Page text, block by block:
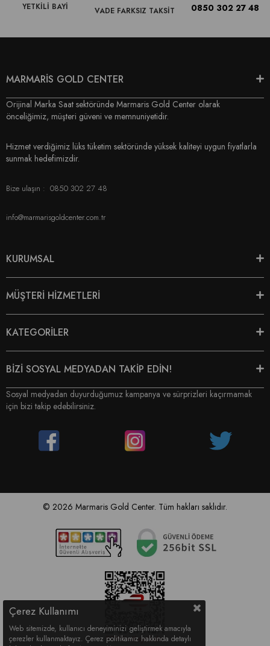
YETKİLİ BAYİ VADE FARKSIZ TAKSİT 0850 302 27 48
MARMARİS GOLD CENTER
Orijinal Marka Saat sektöründe Marmaris Gold Center olarak
önceliğimiz, müşteri güveni ve memnuniyetidir.
Hizmet verdiğimiz lüks tüketim sektöründe yüksek kaliteyi uygun fiyatlarla
sunmak hedefimizdir.
Bize ulaşın : 0850 302 27 48
info@marmarisgoldcenter.com.tr
KURUMSAL
MÜŞTERİ HİZMETLERİ
KATEGORİLER
BİZİ SOSYAL MEDYADAN TAKİP EDİN!
Sosyal medyadan duyurduğumuz kampanya ve sürprizleri kaçırmamak
için bizi takip edebilirsiniz.
© 2026 Marmaris Gold Center. Tüm hakları saklıdır.
Çerez Kullanımı
Web sitemizde, kullanıcı deneyiminizi geliştirmek amacıyla
çerezler kullanmaktayız. Çerez politikamız hakkında detaylı